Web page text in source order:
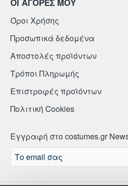
ΟΙ ΑΓΟΡΕΣ ΜΟΥ
Όροι Χρήσης
Προσωπικά δεδομένα
Αποστολές προϊόντων
Τρόποι Πληρωμής
Επιστροφές προϊόντων
Πολιτική Cookies
Εγγραφή στο costumes.gr
email